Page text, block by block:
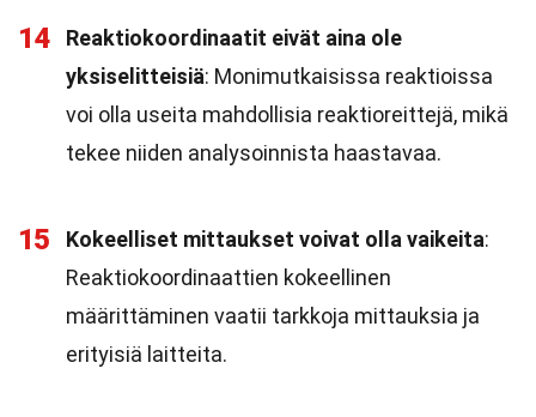
14
Reaktiokoordinaatit eivät aina ole
yksiselitteisiä: Monimutkaisissa reaktioissa
voi olla useita mahdollisia reaktioreittejä, mikä
tekee niiden analysoinnista haastavaa.
15 Kokeelliset mittaukset voivat olla vaikeita:
Reaktiokoordinaattien kokeellinen
määrittäminen vaatii tarkkoja mittauksia ja
erityisiä laitteita.